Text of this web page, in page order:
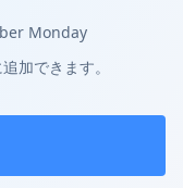
Monday
加できます。